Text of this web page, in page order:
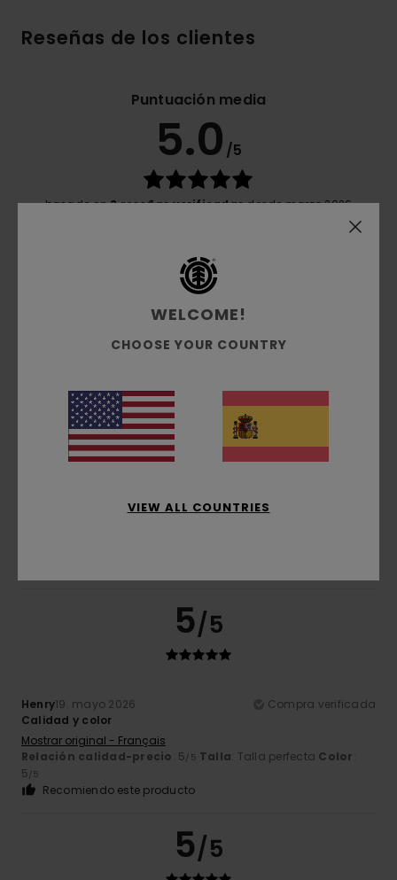
Reseñas de los clientes
Puntuación media
5.0 /5
basado en3 reseñas verificadasdesde marzo 2026
Comodidad
5.0
Talla
Demasiado pequeño
Demasiado grande
Material
5.0
Color
5/5
Henry19. mayo 2026
Compra verificada
Calidad y color
Mostrar original - Français
Relación calidad-precio: 5/5 Talla: Talla perfecta Color:
5/5
Recomiendo este producto
5/5
WELCOME!
CHOOSE YOUR COUNTRY
VIEW ALL COUNTRIES